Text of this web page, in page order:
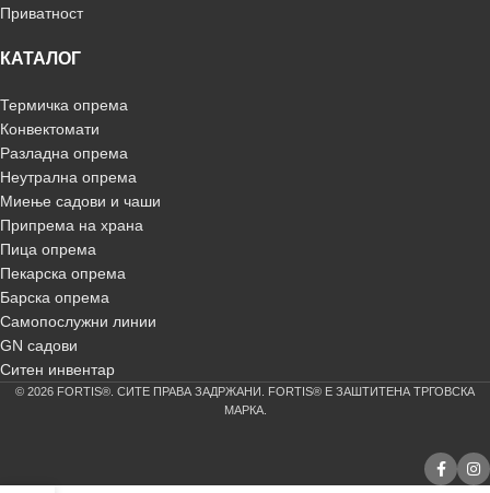
Приватност
КАТАЛОГ
Термичка опрема
Конвектомати
Разладна опрема
Неутрална опрема
Миење садови и чаши
Припрема на храна
Пица опрема
Пекарска опрема
Барска опрема
Самопослужни линии
GN садови
Ситен инвентар
© 2026 FORTIS®. СИТЕ ПРАВА ЗАДРЖАНИ. FORTIS® Е ЗАШТИТЕНА ТРГОВСКА
МАРКА.